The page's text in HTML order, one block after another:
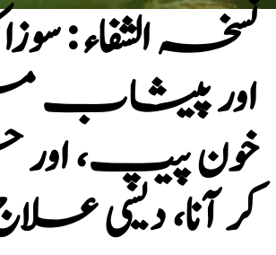
نسخہ الشفاء :
اور پیشاب
خون پیپ،
کر آنا، دیسی